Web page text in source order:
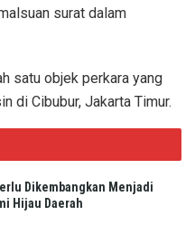
surat dalam
satu objek perkara yang
di Cibubur, Jakarta Timur.
Dikembangkan Menjadi
Hijau Daerah